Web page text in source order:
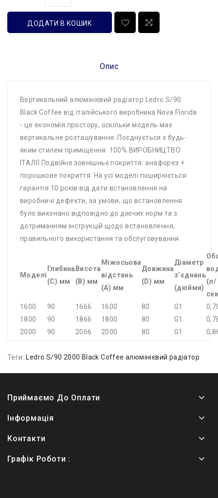
ДОДАТИ В КОШИК
Опис
Вертикальний алюмінієвий радіатор Ledro S/90
Black Сoffee від італійського виробника Nova Florida
- це економія простору, оскільки модель має
вертикальне розташування. Поєднується з будь-
яким стилем приміщення. 100% ВИРОБНИЦТВО
ІТАЛІЇ Подвійне зовнішньє покриття: анафорез +
порошкове покриття. На усі моделі поширюється
гарантія 10 років від дати встановлення на
виробничі дефекти, за умови, що встановлення
було виконано відповідно до діючих норм та з
дотриманням інструкцій щодо встановлення,
правильного використання та обслуговування
Моделі
Глибина
(C) мм
Висота
(B) мм
Mіжосьова
відстань
(А) мм
Довжина
(D) мм
Діаметр
з’єднань
(дюйми)
(л/
1600
90 1666 1600 80 G1
1800
90 1866 1800 80 G1
2000
90 2066 2000 80 G1
Теги: Ledro S/90 2000 Black Сoffee алюмінієвий радіатор
Приймаємо До Оплати
Інформація
Контакти
Графік Роботи :